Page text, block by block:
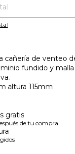
cañería de venteo
fundido y
altura 115mm
gratis
de tu compra